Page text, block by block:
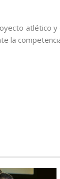
atlético y
la